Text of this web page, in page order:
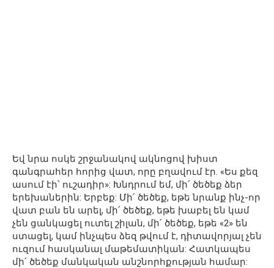
Եվ նրա ոսկե շրջանակով ակնոցով խիստ
գանգրահեր հորից վատ, որը բղավում էր. «Ես քեզ
ասում էի՝ ուշադիր»: Խնդրում եմ, մի՛ ծեծեք ձեր
երեխաներին: Երբեք: Մի՛ ծեծեք, եթե նրանք ինչ-որ
վատ բան են արել, մի՛ ծեծեք, եթե խաբել են կամ
չեն ցանկացել ուտել շիլան, մի՛ ծեծեք, եթե «2» են
ստացել, կամ ինչպես ձեզ թվում է, դիտավորյալ չեն
ուզում հասկանալ մաթեմատիկան: Հատկապես
մի՛ ծեծեք մանկական անշնորհքության համար: